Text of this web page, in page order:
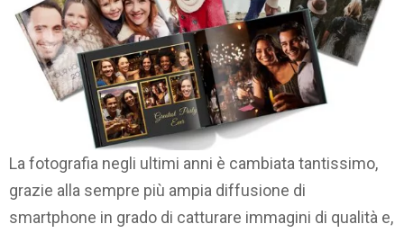
La fotografia negli ultimi anni è cambiata tantissimo,
grazie alla sempre più ampia diffusione di
smartphone in grado di catturare immagini di qualità e,